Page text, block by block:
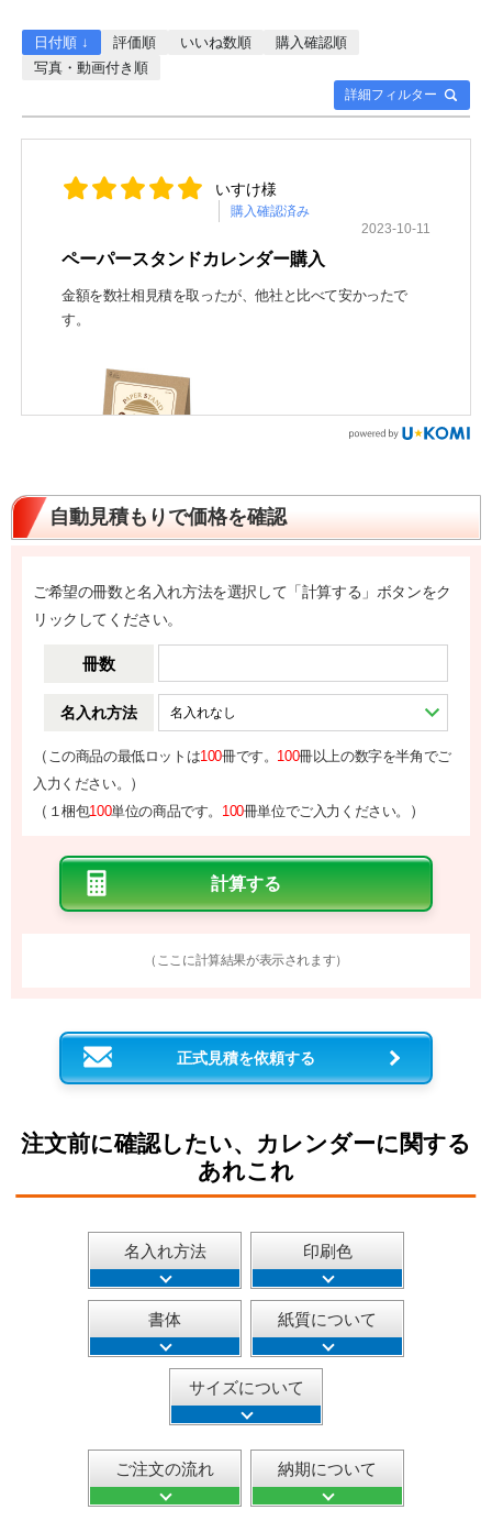
詳細フィルター
日付順 ↓ 評価順 いいね数順
購入確認順
写真・動画付き順
いすけ様
購入確認済み
2023-10-11
ペーパースタンドカレンダー購入
金額を数社相見積を取ったが、他社と比べて安かったで
す。
自動見積もりで価格を確認
ご希望の冊数と名入れ方法を選択して「計算する」ボタンをク
リックしてください。
冊数
名入れ方法
（ この商品の最低ロットは100冊です。 100冊以上の数字を半角でご
入力ください。
）
（ １梱包100単位の商品です。 100冊単位でご入力ください。 ）
（ここに計算結果が表示されます）
正式見積を依頼する
注文前に確認したい、カレンダーに関する
あれこれ
名入れ方法 印刷色
書体 紙質について
サイズについて
ご注文の流れ 納期について